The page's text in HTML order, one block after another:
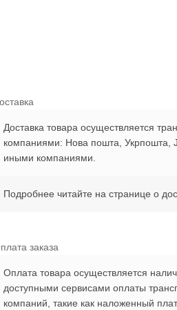
Доставка товара осуществляется
компаниями: Нова пошта, Укрпошта,
иными компаниями.
Подробнее читайте на странице о
заказа
Оплата товара осуществляется
доступными сервисами оплаты
компаний, такие как наложенный